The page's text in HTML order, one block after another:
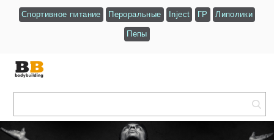
Спортивное питание Пероральные Inject ГР Липолики
Пепы